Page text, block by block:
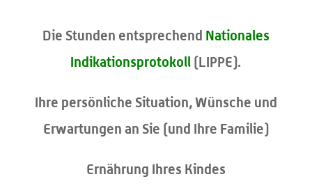
Die Stunden entsprechend Nationales
Indikationsprotokoll (LIPPE).
Ihre persönliche Situation, Wünsche und
Erwartungen an Sie (und Ihre Familie)
Ernährung Ihres Kindes